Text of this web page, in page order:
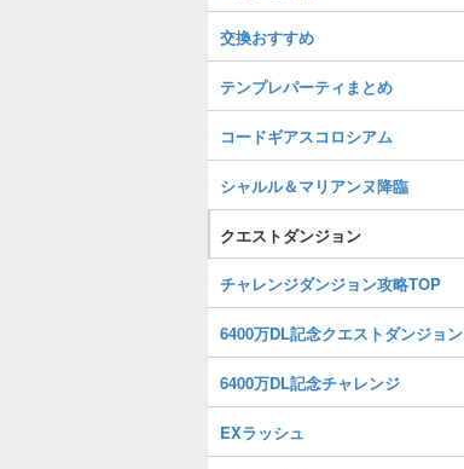
交換おすすめ
テンプレパーティまとめ
コードギアスコロシアム
シャルル＆マリアンヌ降臨
クエストダンジョン
チャレンジダンジョン攻略TOP
6400万DL記念クエストダンジョン
6400万DL記念チャレンジ
EXラッシュ